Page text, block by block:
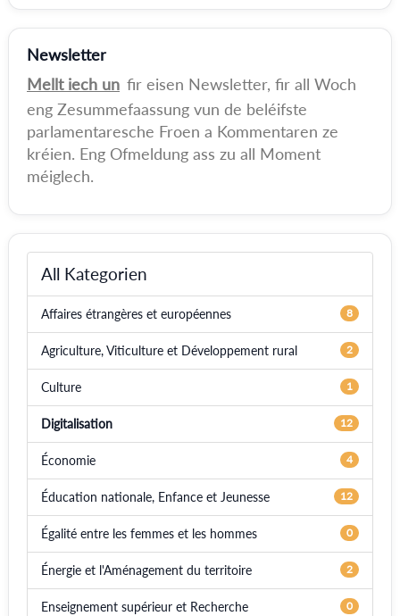
Newsletter
Mellt iech un fir eisen Newsletter, fir all Woch
eng Zesummefaassung vun de beléifste
parlamentaresche Froen a Kommentaren ze
kréien. Eng Ofmeldung ass zu all Moment
méiglech.
All Kategorien
Affaires étrangères et européennes 8
Agriculture, Viticulture et Développement rural 2
Culture 1
Digitalisation 12
Économie 4
Éducation nationale, Enfance et Jeunesse 12
Égalité entre les femmes et les hommes 0
Énergie et l'Aménagement du territoire 2
Enseignement supérieur et Recherche 0